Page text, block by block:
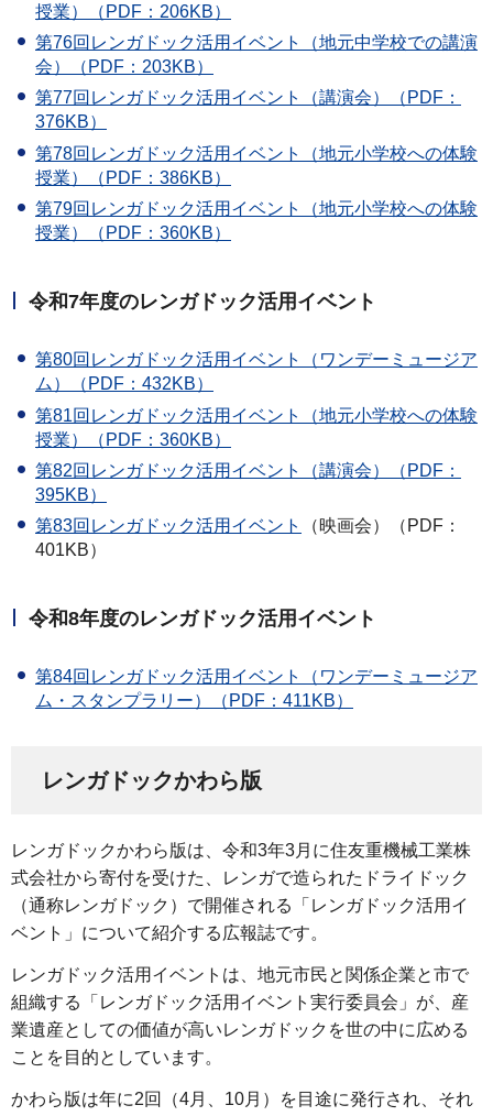
授業）（PDF：206KB）
第76回レンガドック活用イベント（地元中学校での講演
会）（PDF：203KB）
第77回レンガドック活用イベント（講演会）（PDF：
376KB）
第78回レンガドック活用イベント（地元小学校への体験
授業）（PDF：386KB）
第79回レンガドック活用イベント（地元小学校への体験
授業）（PDF：360KB）
令和7年度のレンガドック活用イベント
第80回レンガドック活用イベント（ワンデーミュージア
ム）（PDF：432KB）
第81回レンガドック活用イベント（地元小学校への体験
授業）（PDF：360KB）
第82回レンガドック活用イベント（講演会）（PDF：
395KB）
第83回レンガドック活用イベント
（映画会）（PDF：
401KB）
令和8年度のレンガドック活用イベント
第84回レンガドック活用イベント（ワンデーミュージア
ム・スタンプラリー）（PDF：411KB）
レンガドックかわら版
レンガドックかわら版は、令和3年3月に住友重機械工業株
式会社から寄付を受けた、レンガで造られたドライドック
（通称レンガドック）で開催される「レンガドック活用イ
ベント」について紹介する広報誌です。
レンガドック活用イベントは、地元市民と関係企業と市で
組織する「レンガドック活用イベント実行委員会」が、産
業遺産としての価値が高いレンガドックを世の中に広める
ことを目的としています。
かわら版は年に2回（4月、10月）を目途に発行され、それ